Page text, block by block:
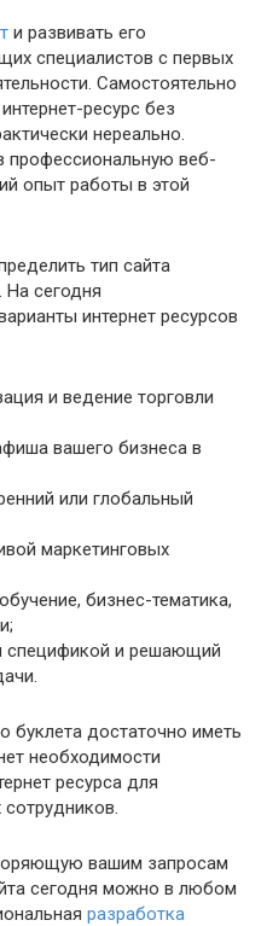
и развивать его
специалистов с первых
Самостоятельно
ресурс без
нереально.
профессиональную веб-
опыт работы в этой
тип сайта
сегодня
интернет ресурсов
и ведение торговли
вашего бизнеса в
или глобальный
маркетинговых
бизнес-тематика,
спецификой и решающий
буклета достаточно иметь
необходимости
ресурса для
вашим запросам
сегодня можно в любом
разработка